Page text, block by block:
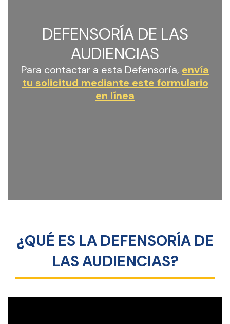
DEFENSORÍA DE LAS
AUDIENCIAS
Para contactar a esta Defensoría, envía
tu solicitud mediante este formulario
en línea
¿QUÉ ES LA DEFENSORÍA DE
LAS AUDIENCIAS?